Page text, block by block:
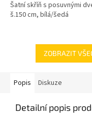
Šatní skříň s posuvnými
š.150 cm, bílá/šedá
ZOBRAZIT
Popis Diskuze
Detailní popis